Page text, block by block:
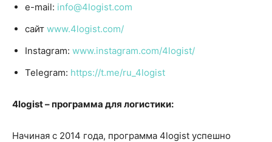
e-mail: info@4logist.com
сайт www.4logist.com/
Instagram: www.instagram.com/4logist/
Telegram: https://t.me/ru_4logist
4logist – программа для логистики:
Начиная с 2014 года, программа 4logist успешно